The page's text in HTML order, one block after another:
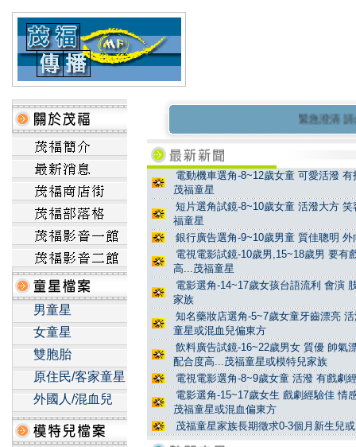
男童星
女童星
雙胞胎
原住民/客家童星
外國人/混血兒
緊急澄清 請勿
電動機車選角-8~12歲女童 可愛活潑
茂福童星
短片選角試鏡-8~10歲女童 活潑大方
福童星
銀行廣告選角-9~10歲男童 質佳聰明
電視電影試鏡-10歲男,15~18歲男 要
高...茂福童星
電影選角-14~17歲女孩台語流利 會演
家族
知名藥妝店選角-5~7歲女童牙齒漂亮
童星或混血兒偏東方
飲料廣告試鏡-16~22歲男女 質優 帥氣
配合度高...茂福童星或模特兒家族
電視電影選角-8~9歲女童 活潑 有戲劇
電影選角-15~17歲女生 戲劇經驗佳 情
茂福童星或混血偏東方
茂福童星家族長期徵求0-3個月新生兒